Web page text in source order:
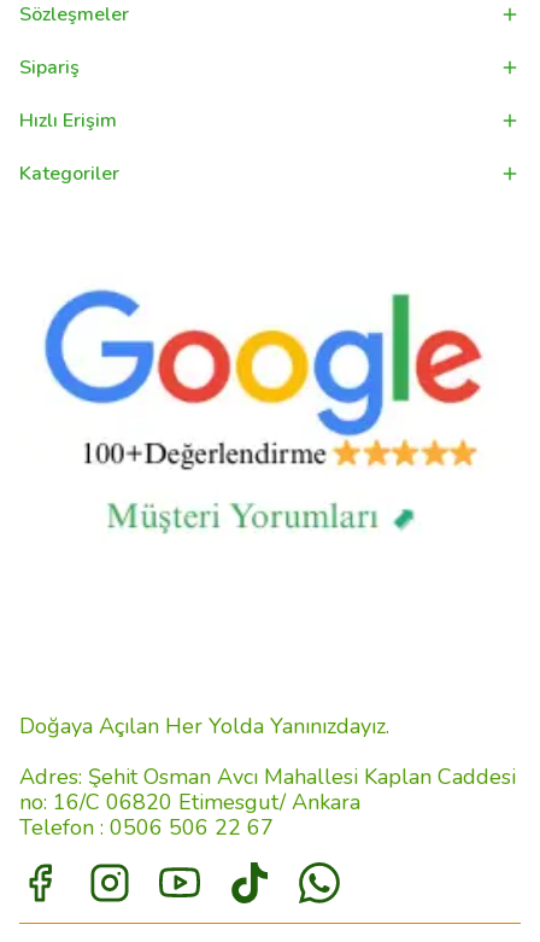
Sözleşmeler
Sipariş
Hızlı Erişim
Kategoriler
Doğaya Açılan Her Yolda Yanınızdayız.
Adres: Şehit Osman Avcı Mahallesi Kaplan Caddesi
no: 16/C 06820 Etimesgut/ Ankara
Telefon : 0506 506 22 67